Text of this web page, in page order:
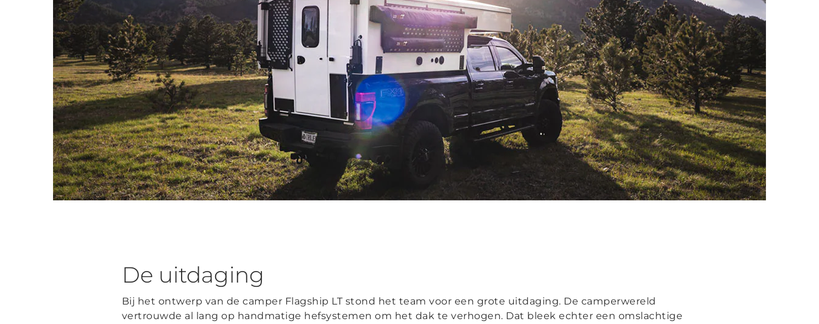
De uitdaging
Bij het ontwerp van de camper Flagship LT stond het team voor een grote uitdaging. De camperwereld
vertrouwde al lang op handmatige hefsystemen om het dak te verhogen. Dat bleek echter een omslachtige